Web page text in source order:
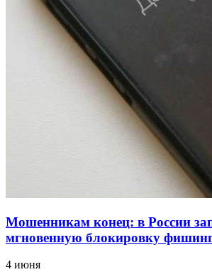
В Красноармейском районе
конкурс на ремонт моста через
судоходный канал
Фестиваль #ТриЧетыре в
11–13 сентября в рамках Года
Мошенникам конец: в России
мгновенную блокировку
4 июня